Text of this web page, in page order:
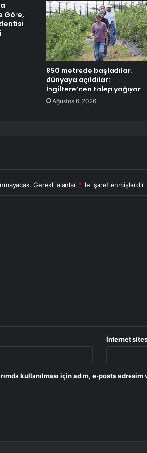
Göre,
850 metrede başladılar,
dünyaya açıldılar:
İngiltere’den talep yağıyor
Ağustos 6, 2026
Gerekli alanlar * ile işaretlenmişlerdir
İnternet
kullanılması için adım, e-posta adresim